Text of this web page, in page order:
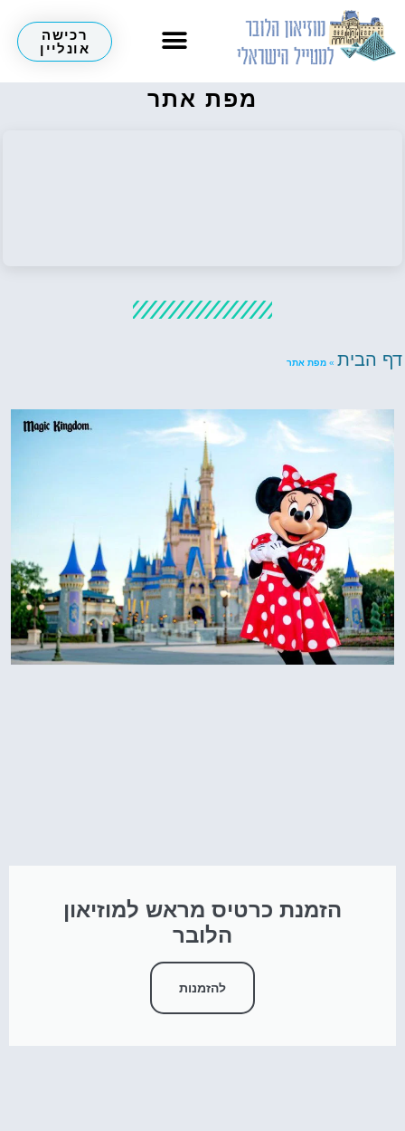
רכישה
אונליין
מפת אתר
דף הבית » מפת אתר
הזמנת כרטיס מראש למוזיאון
הלובר
להזמנות